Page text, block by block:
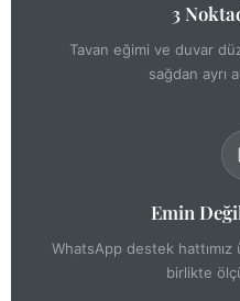
3
Tavan eğimi ve duvar
sağdan ayrı
Emin
WhatsApp destek
birlikte